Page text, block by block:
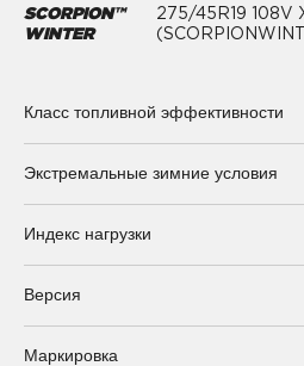
SCORPION™
WINTER
275/45R19 108V
Класс топливной эффективности
Экстремальные зимние условия
Индекс нагрузки
Версия
Маркировка